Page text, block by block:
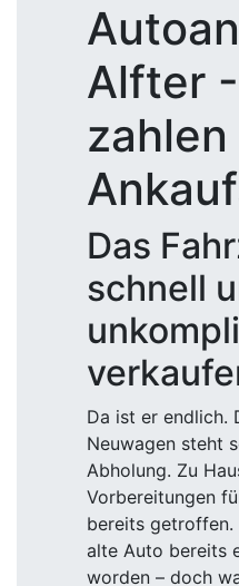
Alfter
Das
schnell
Da ist er endlich.
Neuwagen steht
Abholung. Zu
Vorbereitungen
bereits
alte Auto bereits
worden – doch